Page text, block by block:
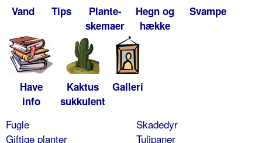
Vand Tips
Plante-
skemaer
Hegn og
hække
Svampe
Have
info
Kaktus
sukkulent
Galleri
Fugle
Giftige planter
Skadedyr
Tulipaner